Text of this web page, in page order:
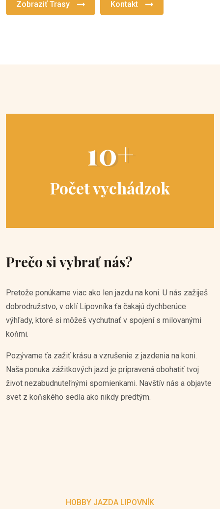
Zobraziť Trasy Kontakt
10+
Počet vychádzok
Prečo si vybrať nás?
Pretože ponúkame viac ako len jazdu na koni. U nás zažiješ
dobrodružstvo, v oklí Lipovníka ťa čakajú dychberúce
výhľady, ktoré si môžeš vychutnať v spojení s milovanými
koňmi.
Pozývame ťa zažiť krásu a vzrušenie z jazdenia na koni.
Naša ponuka zážitkových jazd je pripravená obohatiť tvoj
život nezabudnuteľnými spomienkami. Navštív nás a objavte
svet z koňského sedla ako nikdy predtým.
HOBBY JAZDA LIPOVNÍK